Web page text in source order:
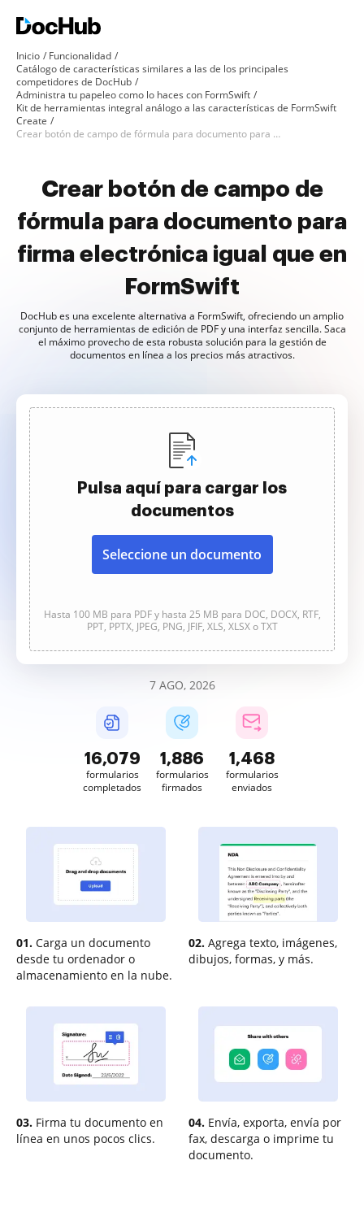
Inicio
Funcionalidad
Catálogo de características similares a las de los principales
competidores de DocHub
Administra tu papeleo como lo haces con FormSwift
Kit de herramientas integral análogo a las características de FormSwift
Create
Crear botón de campo de fórmula para documento para firma electrónica como en FormSwift
Crear botón de campo de
fórmula para documento para
firma electrónica igual que en
FormSwift
DocHub es una excelente alternativa a FormSwift, ofreciendo un amplio
conjunto de herramientas de edición de PDF y una interfaz sencilla. Saca
el máximo provecho de esta robusta solución para la gestión de
documentos en línea a los precios más atractivos.
Pulsa aquí para cargar los
documentos
Seleccione un documento
Hasta 100 MB para PDF y hasta 25 MB para DOC, DOCX, RTF,
PPT, PPTX, JPEG, PNG, JFIF, XLS, XLSX o TXT
7 AGO, 2026
16,081
formularios
completados
1,886
formularios
firmados
1,468
formularios
enviados
01. Carga un documento
desde tu ordenador o
almacenamiento en la nube.
02. Agrega texto, imágenes,
dibujos, formas, y más.
03. Firma tu documento en
línea en unos pocos clics.
04. Envía, exporta, envía por
fax, descarga o imprime tu
documento.